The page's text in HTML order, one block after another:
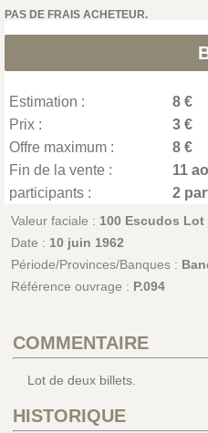
PAS DE FRAIS ACHETEUR.
Estimation :
8 €
Prix :
3 €
Offre maximum :
8 €
Fin de la vente :
11
participants :
2
Valeur faciale : 100 Escudos Lot
Date : 10 juin 1962
Période/Provinces/Banques :
Référence ouvrage : P.094
COMMENTAIRE
Lot de deux billets.
HISTORIQUE